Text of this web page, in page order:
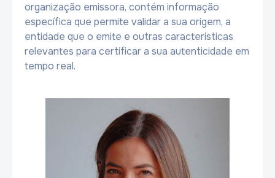
organização emissora, contém informação
específica que permite validar a sua origem, a
entidade que o emite e outras características
relevantes para certificar a sua autenticidade em
tempo real.